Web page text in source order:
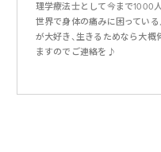
理学療法士として今まで1000
世界で身体の痛みに困ってい
が大好き、生きるためなら大
ますのでご連絡を♪